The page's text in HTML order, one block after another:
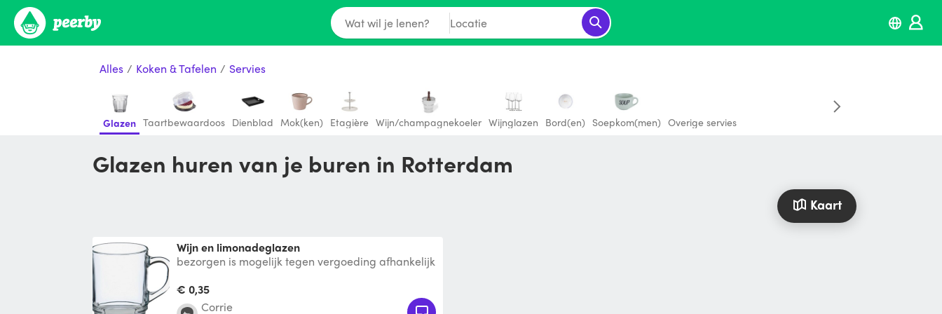
Wat wil je lenen? Locatie
Alles / Koken & Tafelen / Servies
Glazen Taartbewaardoos Dienblad Mok(ken) Etagière Wijn/champagnekoeler Wijnglazen Bord(en) Soepkom(men) Overige servies
Glazen huren van je buren in Rotterdam
Kaart
Wijn en limonadeglazen
bezorgen is mogelijk tegen vergoeding afhankelijk
€ 0,35
Corrie